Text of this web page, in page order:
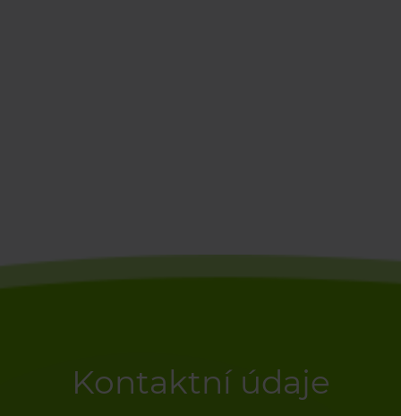
Kontaktní údaje